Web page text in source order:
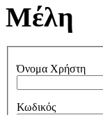
Μέλη
Όνομα Χρήστη
Κωδικός